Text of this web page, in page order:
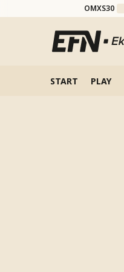
OMXS30
START PLAY